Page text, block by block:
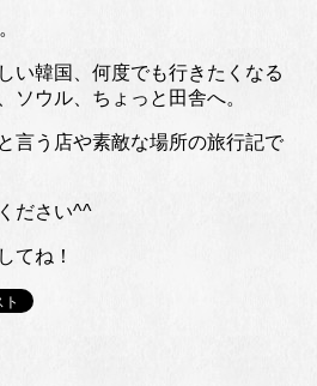
い韓国、何度でも行きたくなる
ソウル、ちょっと田舎へ。
言う店や素敵な場所の旅行記で
ださい^^
てね！